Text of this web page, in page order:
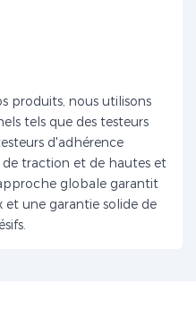
produits, nous utilisons
tels que des testeurs
d'adhérence
traction et de hautes et
globale garantit
une garantie solide de